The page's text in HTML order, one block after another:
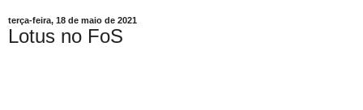
terça-feira, 18 de maio de 2021
Lotus no FoS